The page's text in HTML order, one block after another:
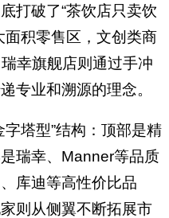
打破了“茶饮店只卖饮
面积零售区，文创类商
幸旗舰店则通过手冲
专业和溯源的理念。
塔型”结构：顶部是精
瑞幸、Manner等品质
库迪等高性价比品
则从侧翼不断拓展市